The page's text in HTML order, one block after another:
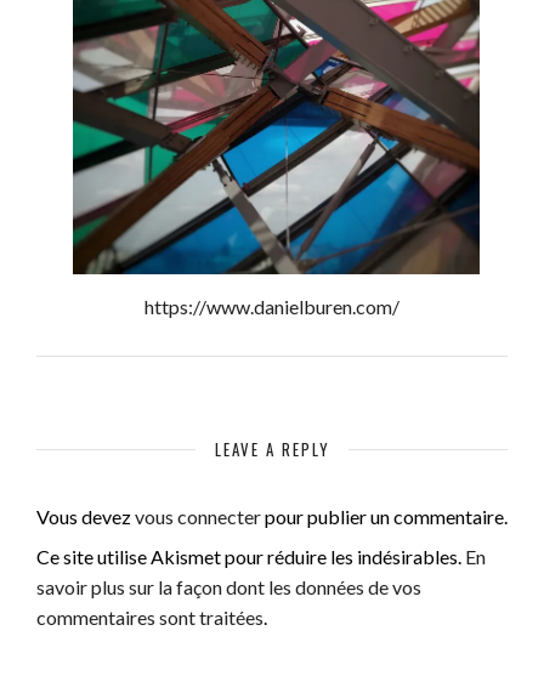
https://www.danielburen.com/
LEAVE A REPLY
Vous devezvous connecterpour publier un commentaire.
Ce site utilise Akismet pour réduire les indésirables. En
savoir plus sur la façon dont les données de vos
commentaires sont traitées.